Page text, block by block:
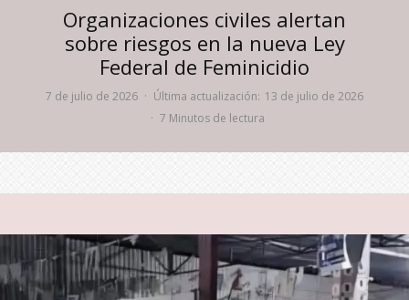
Organizaciones civiles alertan
sobre riesgos en la nueva Ley
Federal de Feminicidio
7 de julio de 2026 · Última actualización: 13 de julio de 2026
· 7 Minutos de lectura